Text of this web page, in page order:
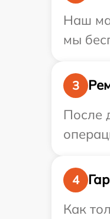
Наш
мы
3
После
4
Как